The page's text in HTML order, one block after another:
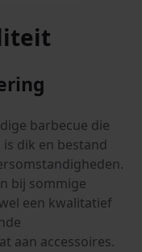
barbecue die
dik en bestand
bij sommige
een kwalitatief
aan accessoires.